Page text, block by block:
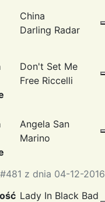
z dnia 04-12-2016
China
Darling Radar
Don't Set Me
Free Riccelli
Angela San
Marino
Lady In Black Bad